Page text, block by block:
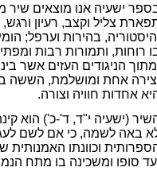
ישעיה אנו מוצאים שיר
צליל וקצב, רעיון ורגש,
בהירות וערפל;
רוחות, ותמורות רבות
הניגודים העזים אשר
אחת ומושלמת, הששה
אחדות חוויה וצורה.
(ישעיה י"ד, ד'-כ') הוא
באה לשמה, כי אם לשם לעג.
וכוונתו
סופו ומשכינה בו מתח